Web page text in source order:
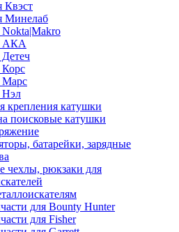
Квэст
Минелаб
АКА
Марс
Нэл
крепления катушки
поисковые катушки
батарейки, зарядные
чехлы, рюкзаки для
для Bounty Hunter
для Fisher